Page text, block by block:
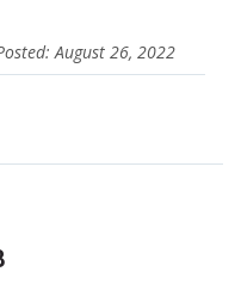
August 26, 2022